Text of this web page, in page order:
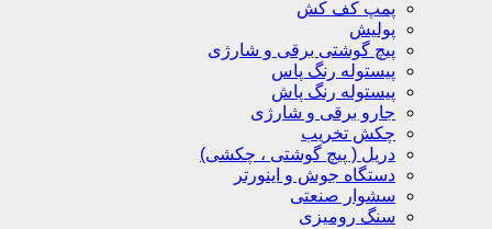
پمپ کف کش
پولیش
پیچ گوشتی برقی و شارژی
پیستوله رنگ پاس
پیستوله رنگ پاش
جارو برقی و شارژی
چکش تخریب
دریل ( پیچ گوشتی ، چکشی)
دستگاه جوش و اینورتر
سشوار صنعتی
سنگ رومیزی